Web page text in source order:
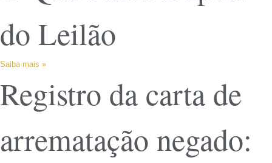
do Leilão
Saiba mais »
Registro da carta de
arrematação negado: